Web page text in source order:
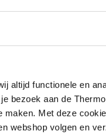
altijd functionele en
bezoek aan de
Met deze
webshop volgen en